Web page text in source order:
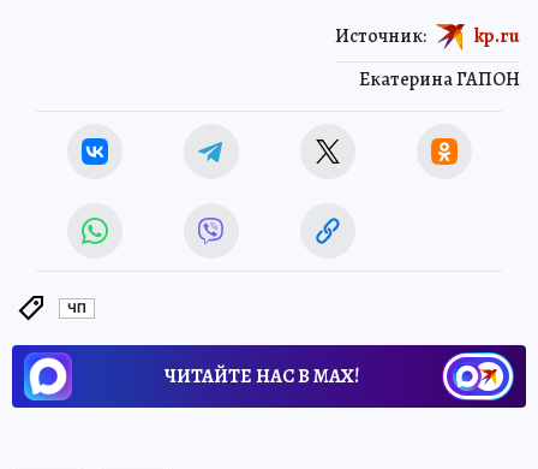
Екатерина ГАПОН
Источник: kp.ru
ЧП
ЧИТАЙТЕ НАС В МАХ!